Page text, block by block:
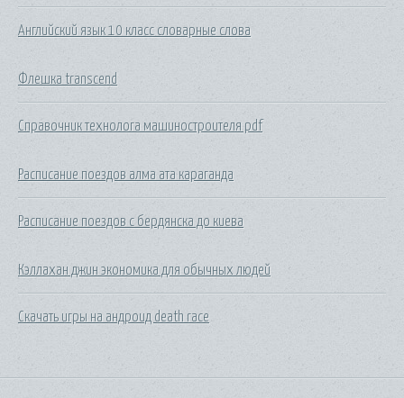
Английский язык 10 класс словарные слова
Флешка transcend
Справочник технолога машиностроителя pdf
Расписание поездов алма ата караганда
Расписание поездов с бердянска до киева
Кэллахан джин экономика для обычных людей
Скачать игры на андроид death race